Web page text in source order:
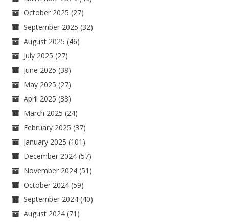
October 2025 (27)
September 2025 (32)
August 2025 (46)
July 2025 (27)
June 2025 (38)
May 2025 (27)
April 2025 (33)
March 2025 (24)
February 2025 (37)
January 2025 (101)
December 2024 (57)
November 2024 (51)
October 2024 (59)
September 2024 (40)
August 2024 (71)